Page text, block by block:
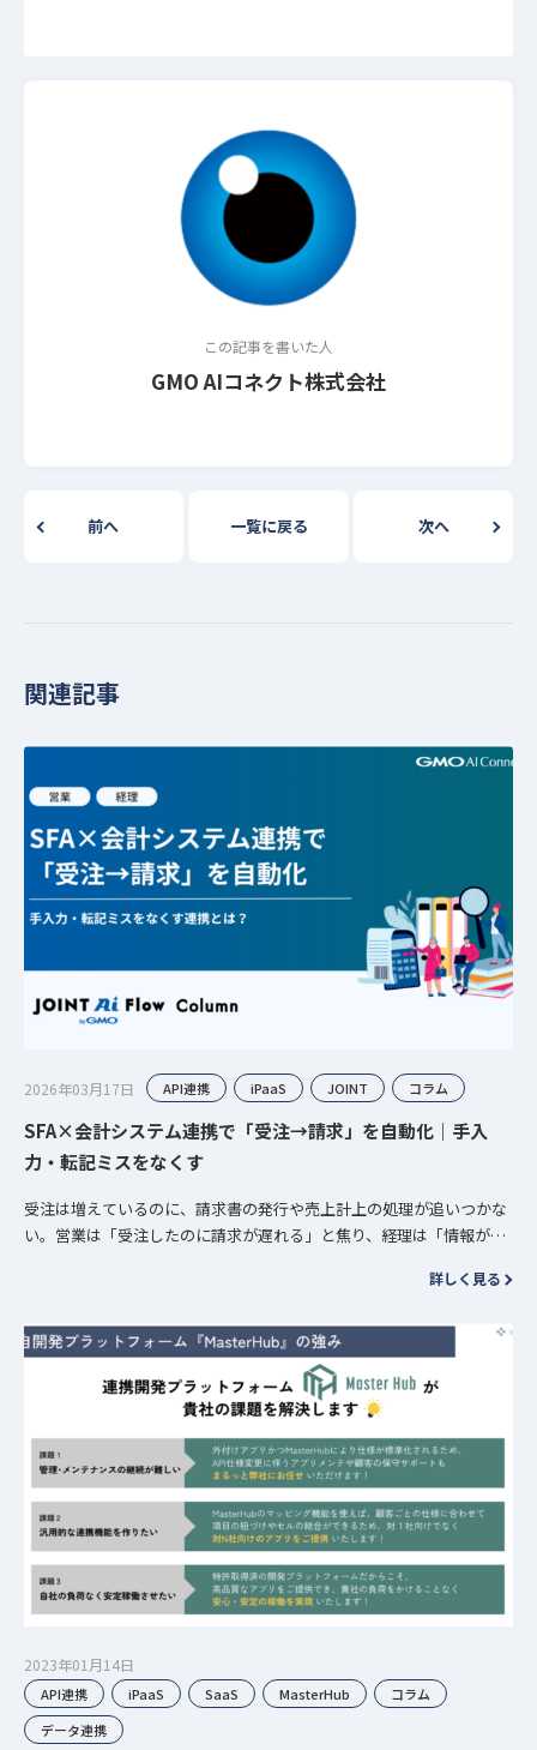
この記事を書いた人
GMO AIコネクト株式会社
前へ 一覧に戻る 次へ
関連記事
2026年03月17日 API連携 iPaaS JOINT コラム
SFA×会計システム連携で「受注→請求」を自動化｜手入
力・転記ミスをなくす
受注は増えているのに、請求書の発行や売上計上の処理が追いつかな
い。営業は「受注したのに請求が遅れる」と焦り、経理は「情報が揃
詳しく見る
2023年01月14日
API連携 iPaaS SaaS MasterHub
コラム
データ連携